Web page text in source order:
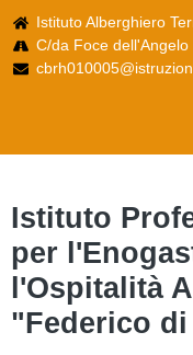
Istituto Alberghiero
C/da Foce
Istituto
per
l'Ospitalità
"Federico